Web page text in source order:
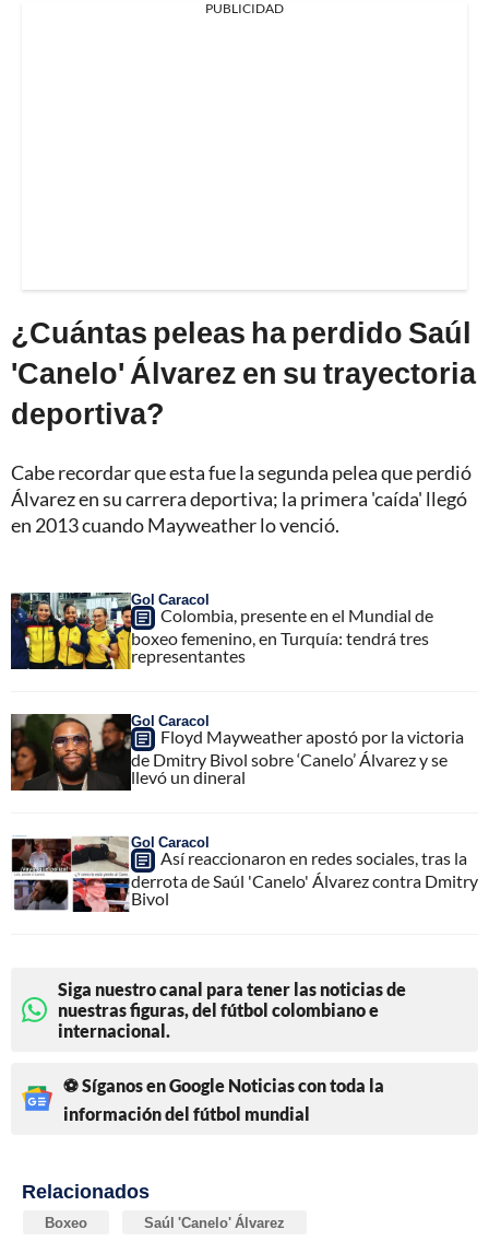
PUBLICIDAD
¿Cuántas peleas ha perdido Saúl
'Canelo' Álvarez en su trayectoria
deportiva?
Cabe recordar que esta fue la segunda pelea que perdió
Álvarez en su carrera deportiva; la primera 'caída' llegó
en 2013 cuando Mayweather lo venció.
Gol Caracol
Colombia, presente en el Mundial de
boxeo femenino, en Turquía: tendrá tres
representantes
Gol Caracol
Floyd Mayweather apostó por la victoria
de Dmitry Bivol sobre ‘Canelo’ Álvarez y se
llevó un dineral
Gol Caracol
Así reaccionaron en redes sociales, tras la
derrota de Saúl 'Canelo' Álvarez contra Dmitry
Bivol
Siga nuestro canal para tener las noticias de
nuestras figuras, del fútbol colombiano e
internacional.
⚽ Síganos en Google Noticias con toda la
información del fútbol mundial
Relacionados
Boxeo Saúl 'Canelo' Álvarez